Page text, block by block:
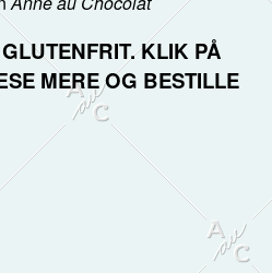
KLIK PÅ
MERE OG BESTILLE